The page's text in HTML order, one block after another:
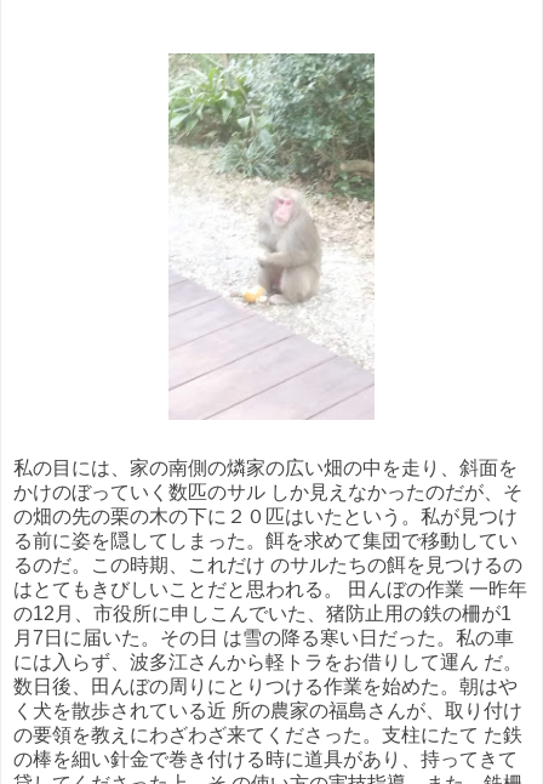
私の目には、家の南側の燐家の広い畑の中を走り、斜面を
かけのぼっていく数匹のサル しか見えなかったのだが、そ
の畑の先の栗の木の下に２０匹はいたという。私が見つけ
る前に姿を隠してしまった。餌を求めて集団で移動してい
るのだ。この時期、これだけ のサルたちの餌を見つけるの
はとてもきびしいことだと思われる。 田んぼの作業 一昨年
の12月、市役所に申しこんでいた、猪防止用の鉄の柵が1
月7日に届いた。その日 は雪の降る寒い日だった。私の車
には入らず、波多江さんから軽トラをお借りして運ん だ。
数日後、田んぼの周りにとりつける作業を始めた。朝はや
く犬を散歩されている近 所の農家の福島さんが、取り付け
の要領を教えにわざわざ来てくださった。支柱にたて た鉄
の棒を細い針金で巻き付ける時に道具があり、持ってきて